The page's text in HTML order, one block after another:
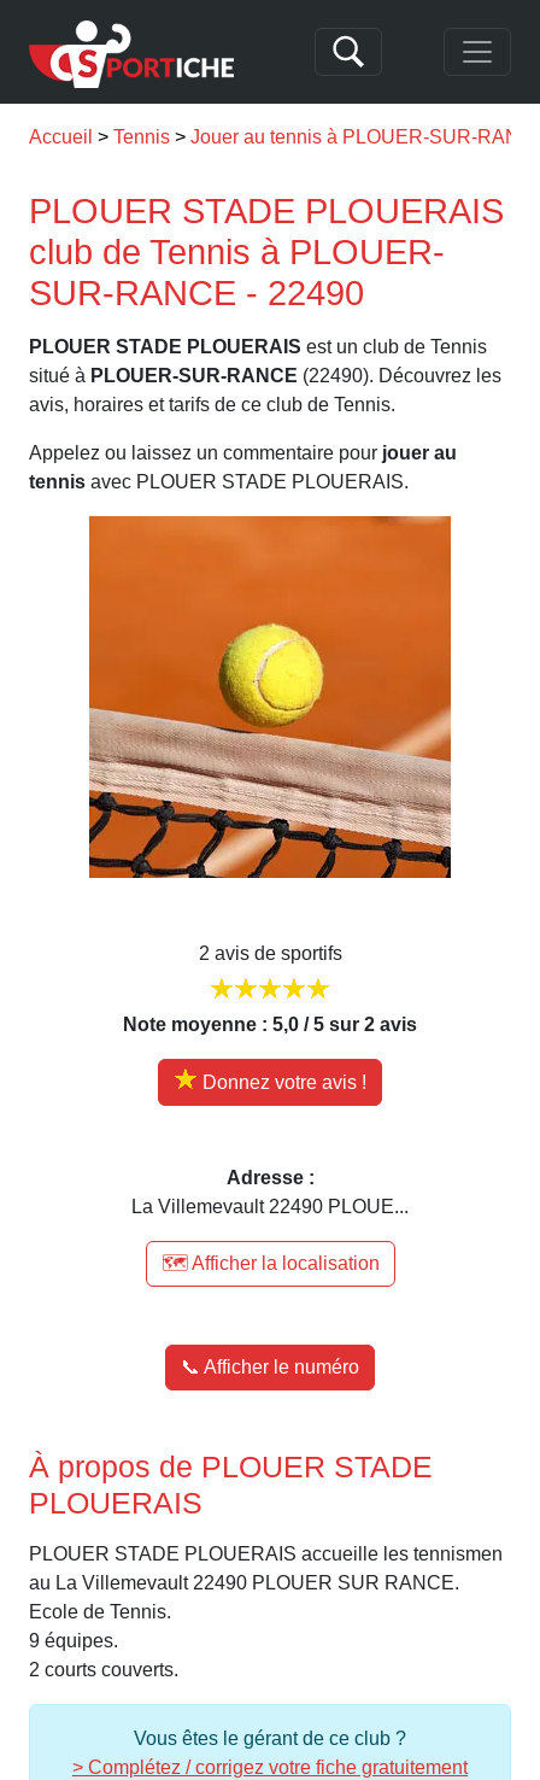
Accueil Tennis Jouer au tennis à PLOUER-SUR-
PLOUER STADE PLOUERAIS
club de Tennis à PLOUER-
SUR-RANCE - 22490
PLOUER STADE PLOUERAIS est un club de Tennis
situé à PLOUER-SUR-RANCE (22490). Découvrez les
avis, horaires et tarifs de ce club de Tennis.
Appelez ou laissez un commentaire pour jouer au
tennis avec PLOUER STADE PLOUERAIS.
2 avis de sportifs
Note moyenne : 5,0 / 5 sur 2 avis
Donnez votre avis !
Adresse :
La Villemevault 22490 PLOUE...
🗺️ Afficher la localisation
📞 Afficher le numéro
À propos de PLOUER STADE
PLOUERAIS
PLOUER STADE PLOUERAIS accueille les tennismen
au La Villemevault 22490 PLOUER SUR RANCE.
Ecole de Tennis.
9 équipes.
2 courts couverts.
Vous êtes le gérant de ce club ?
> Complétez / corrigez votre fiche gratuitement